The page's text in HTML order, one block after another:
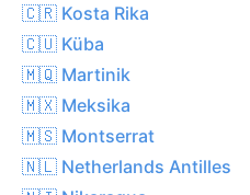
🇨🇷 Kosta Rika
🇨🇺 Küba
🇲🇶 Martinik
🇲🇽 Meksika
🇲🇸 Montserrat
🇳🇱 Netherlands Antilles